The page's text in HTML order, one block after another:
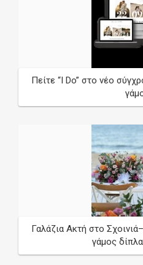
Πείτε “I Do” στο νέο
Γαλάζια Ακτή στο
γάμος
/
/